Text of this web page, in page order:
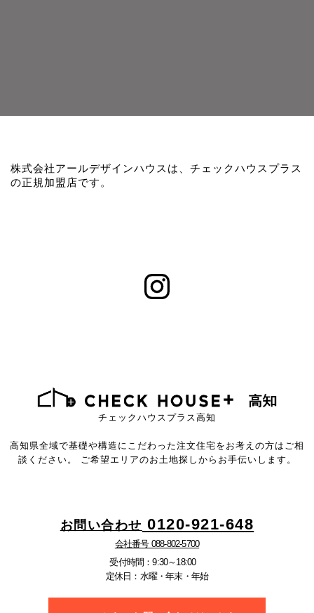
株式会社アールデザインハウスは、チェックハウスプラス
の正規加盟店です。
チェックハウスプラス高知
高知県全域で基礎や構造にこだわった注文住宅をお考えの方はご相
談ください。
ご希望エリアのお土地探しからお手伝いします。
お問い合わせ 0120-921-648
会社番号 088-802-5700
受付時間：9:30～18:00
定休日：水曜・年末・年始